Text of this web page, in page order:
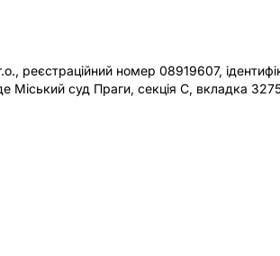
реєстраційний номер 08919607,
Міський суд Праги, секція C, вкладка